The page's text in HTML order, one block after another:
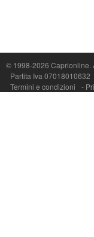
© 1998-2026 Caprionline.
Partita Iva 07018010632
Termini e condizioni
-
P.Iva, C.F. e